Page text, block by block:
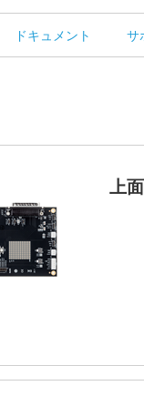
ドキュメント サ
上